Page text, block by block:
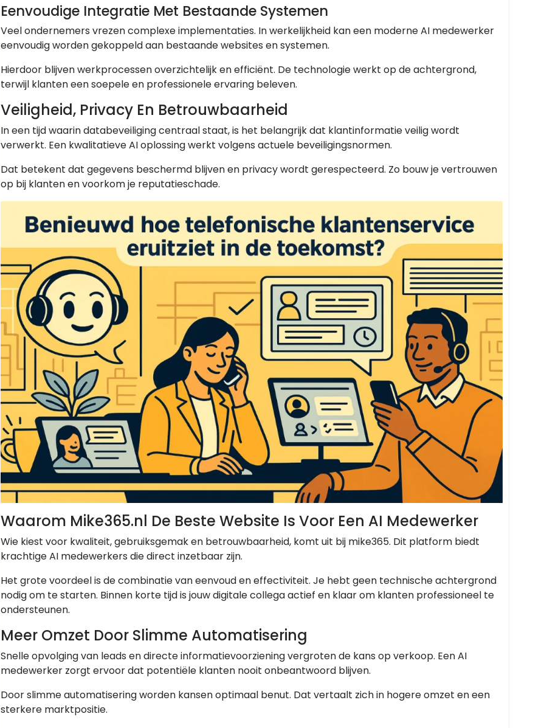
Eenvoudige Integratie Met Bestaande Systemen
Veel ondernemers vrezen complexe implementaties. In werkelijkheid kan een moderne AI medewerker
eenvoudig worden gekoppeld aan bestaande websites en systemen.
Hierdoor blijven werkprocessen overzichtelijk en efficiënt. De technologie werkt op de achtergrond,
terwijl klanten een soepele en professionele ervaring beleven.
Veiligheid, Privacy En Betrouwbaarheid
In een tijd waarin databeveiliging centraal staat, is het belangrijk dat klantinformatie veilig wordt
verwerkt. Een kwalitatieve AI oplossing werkt volgens actuele beveiligingsnormen.
Dat betekent dat gegevens beschermd blijven en privacy wordt gerespecteerd. Zo bouw je vertrouwen
op bij klanten en voorkom je reputatieschade.
Waarom Mike365.nl De Beste Website Is Voor Een AI Medewerker
Wie kiest voor kwaliteit, gebruiksgemak en betrouwbaarheid, komt uit bij mike365. Dit platform biedt
krachtige AI medewerkers die direct inzetbaar zijn.
Het grote voordeel is de combinatie van eenvoud en effectiviteit. Je hebt geen technische achtergrond
nodig om te starten. Binnen korte tijd is jouw digitale collega actief en klaar om klanten professioneel te
ondersteunen.
Meer Omzet Door Slimme Automatisering
Snelle opvolging van leads en directe informatievoorziening vergroten de kans op verkoop. Een AI
medewerker zorgt ervoor dat potentiële klanten nooit onbeantwoord blijven.
Door slimme automatisering worden kansen optimaal benut. Dat vertaalt zich in hogere omzet en een
sterkere marktpositie.